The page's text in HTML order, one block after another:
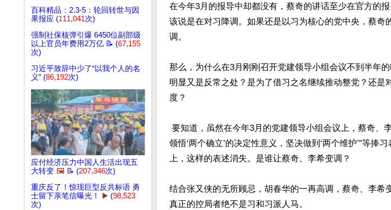
百科精品：2.3-5：轮回转世与因
果报应 (111,041次)
强制社保核弹引爆 6450位副部级
以上官员年费用2万亿 📝 (67,155
次)
习近平致辞中少了“以我个人的名
义” (86,192次)
应付经济压力中国人生活出现五
大转变 🖼️ 📝 (207,346次)
重庆反了！惊现巨型反共标语 勇
士留下亲笔信曝光！
▶️ (98,523
次)
在今年3月的报导中却都没有，蔡奇的讲话至少在官方的
该说是在对习降调。如果还是以习为核心的党中央，蔡奇
调。
那么，为什么在3月刚刚召开党建领导小组会议不到半年
明显又是反常之处？是为了借习之名继续推动整党？还是
度？
领悟‘两个确立’的决定性意义，坚决做到‘两个维护’”等捧
上，这样的表述消失。是谁让蔡奇、李希变调？
结合张又侠的无所顾忌，胡春华的一再高调，蔡奇、李希
真正的控局者绝不是习和习派人马。